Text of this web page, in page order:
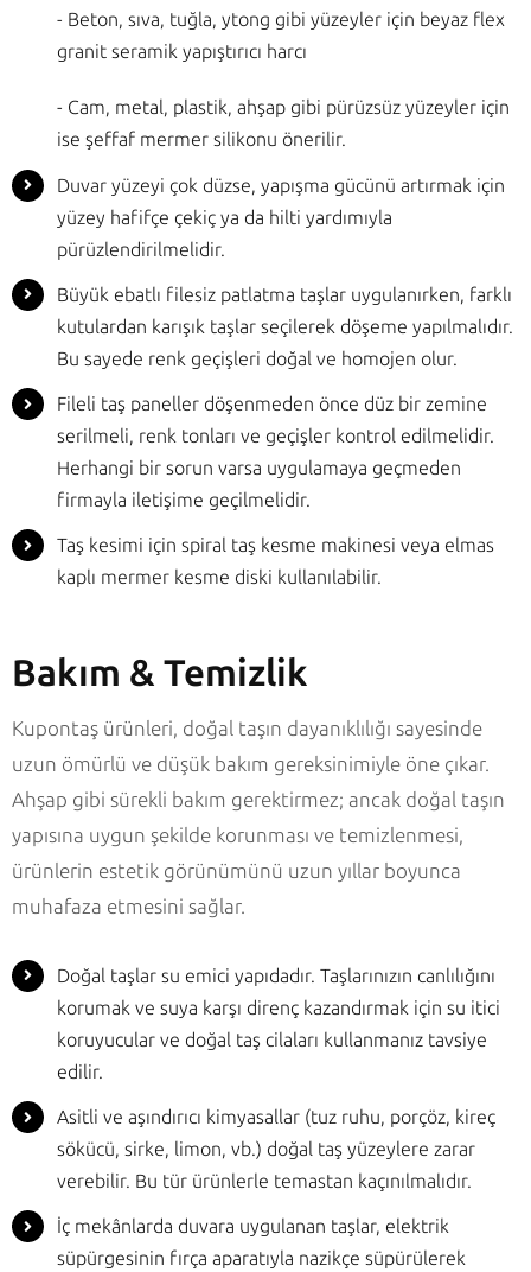
- Beton, sıva, tuğla, ytong gibi yüzeyler için beyaz flex
granit seramik yapıştırıcı harcı
- Cam, metal, plastik, ahşap gibi pürüzsüz yüzeyler için
ise şeffaf mermer silikonu önerilir.
Duvar yüzeyi çok düzse, yapışma gücünü artırmak için
yüzey hafifçe çekiç ya da hilti yardımıyla
pürüzlendirilmelidir.
Büyük ebatlı filesiz patlatma taşlar uygulanırken, farklı
kutulardan karışık taşlar seçilerek döşeme yapılmalıdır.
Bu sayede renk geçişleri doğal ve homojen olur.
Fileli taş paneller döşenmeden önce düz bir zemine
serilmeli, renk tonları ve geçişler kontrol edilmelidir.
Herhangi bir sorun varsa uygulamaya geçmeden
firmayla iletişime geçilmelidir.
Taş kesimi için spiral taş kesme makinesi veya elmas
kaplı mermer kesme diski kullanılabilir.
Bakım & Temizlik
Kupontaş ürünleri, doğal taşın dayanıklılığı sayesinde
uzun ömürlü ve düşük bakım gereksinimiyle öne çıkar.
Ahşap gibi sürekli bakım gerektirmez; ancak doğal taşın
yapısına uygun şekilde korunması ve temizlenmesi,
ürünlerin estetik görünümünü uzun yıllar boyunca
muhafaza etmesini sağlar.
Doğal taşlar su emici yapıdadır. Taşlarınızın canlılığını
korumak ve suya karşı direnç kazandırmak için su itici
koruyucular ve doğal taş cilaları kullanmanız tavsiye
edilir.
Asitli ve aşındırıcı kimyasallar (tuz ruhu, porçöz, kireç
sökücü, sirke, limon, vb.) doğal taş yüzeylere zarar
verebilir. Bu tür ürünlerle temastan kaçınılmalıdır.
İç mekânlarda duvara uygulanan taşlar, elektrik
süpürgesinin fırça aparatıyla nazikçe süpürülerek